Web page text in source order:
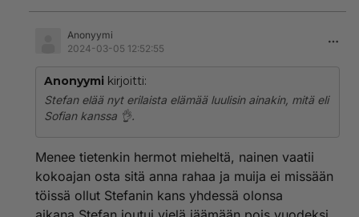
Anonyymi
2024-03-05 12:52:55
Anonyymi kirjoitti:
Stefan elää nyt erilaista elämää luulisin ainakin, mitä eli
Sofian kanssa 👌.
Menee tietenkin hermot mieheltä, nainen vaatii
kokoajan osta sitä anna rahaa ja muija ei missään
töissä ollut Stefanin kans yhdessä olonsa